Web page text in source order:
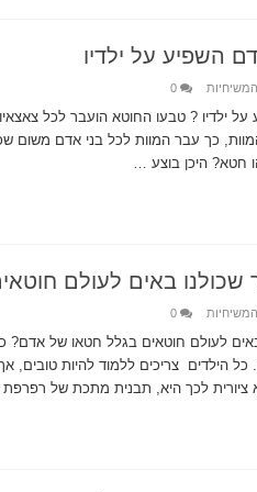
השפיע על ילדיו
המשיחיות 0
ילדיו ? טבעו החוטא הועבר לכל
חטא? היכן בוצע …
שכולנו באים לעולם
המשיחיות 0
לעולם חוטאים בגלל חטאו של אדם?
הילדים צריכים ללמוד להיות טובים,